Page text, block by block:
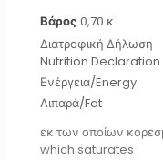
Βάρος 0,70 κ.
Διατροφική Δήλωση
Nutrition Declaration
Ενέργεια/Energy
Λιπαρά/Fat
εκ των οποίων
which saturates